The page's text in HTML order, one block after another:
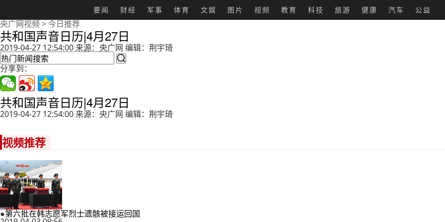
要闻 财经 军事 体育 文娱 图片 视频 教育 科技 旅游 健康 汽车 公益
央广网视频>今日推荐
共和国声音日历|4月27日
2019-04-27 12:54:00 来源：央广网 编辑：荆宇琦

分享到：
共和国声音日历|4月27日
2019-04-27 12:54:00 来源：央广网 编辑：荆宇琦
视频推荐
●第六批在韩志愿军烈士遗骸被接运回国